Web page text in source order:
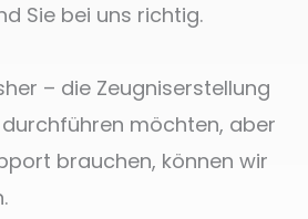
Sie bei uns richtig.
– die Zeugniserstellung
möchten, aber
brauchen, können wir